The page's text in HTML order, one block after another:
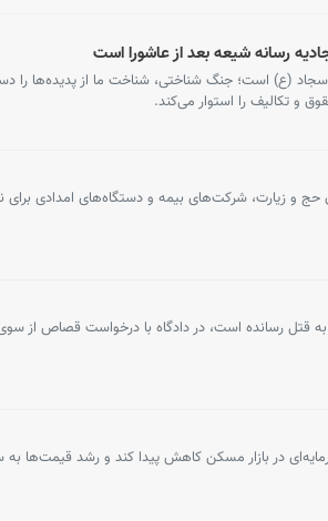
رسانه شیعه بعد از عاشورا است
(ع) است؛ جنگ شناختی، شناخت ما از پدیده‌ها را
و تکالیف را استوار می‌کند.
و زیارت، شرکت‌های بیمه و دستگاه‌های امدادی برای
قتل رسانده است، در دادگاه با درخواست قصاص از
در بازار مسکن کاهش پیدا کند و رشد قیمت‌ها به